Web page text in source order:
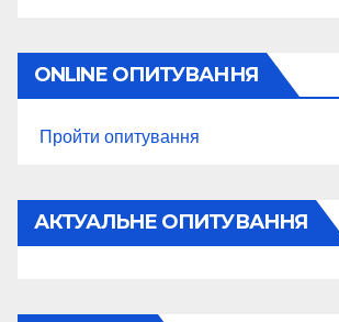
ONLINE ОПИТУВАННЯ
Пройти опитування
АКТУАЛЬНЕ ОПИТУВАННЯ